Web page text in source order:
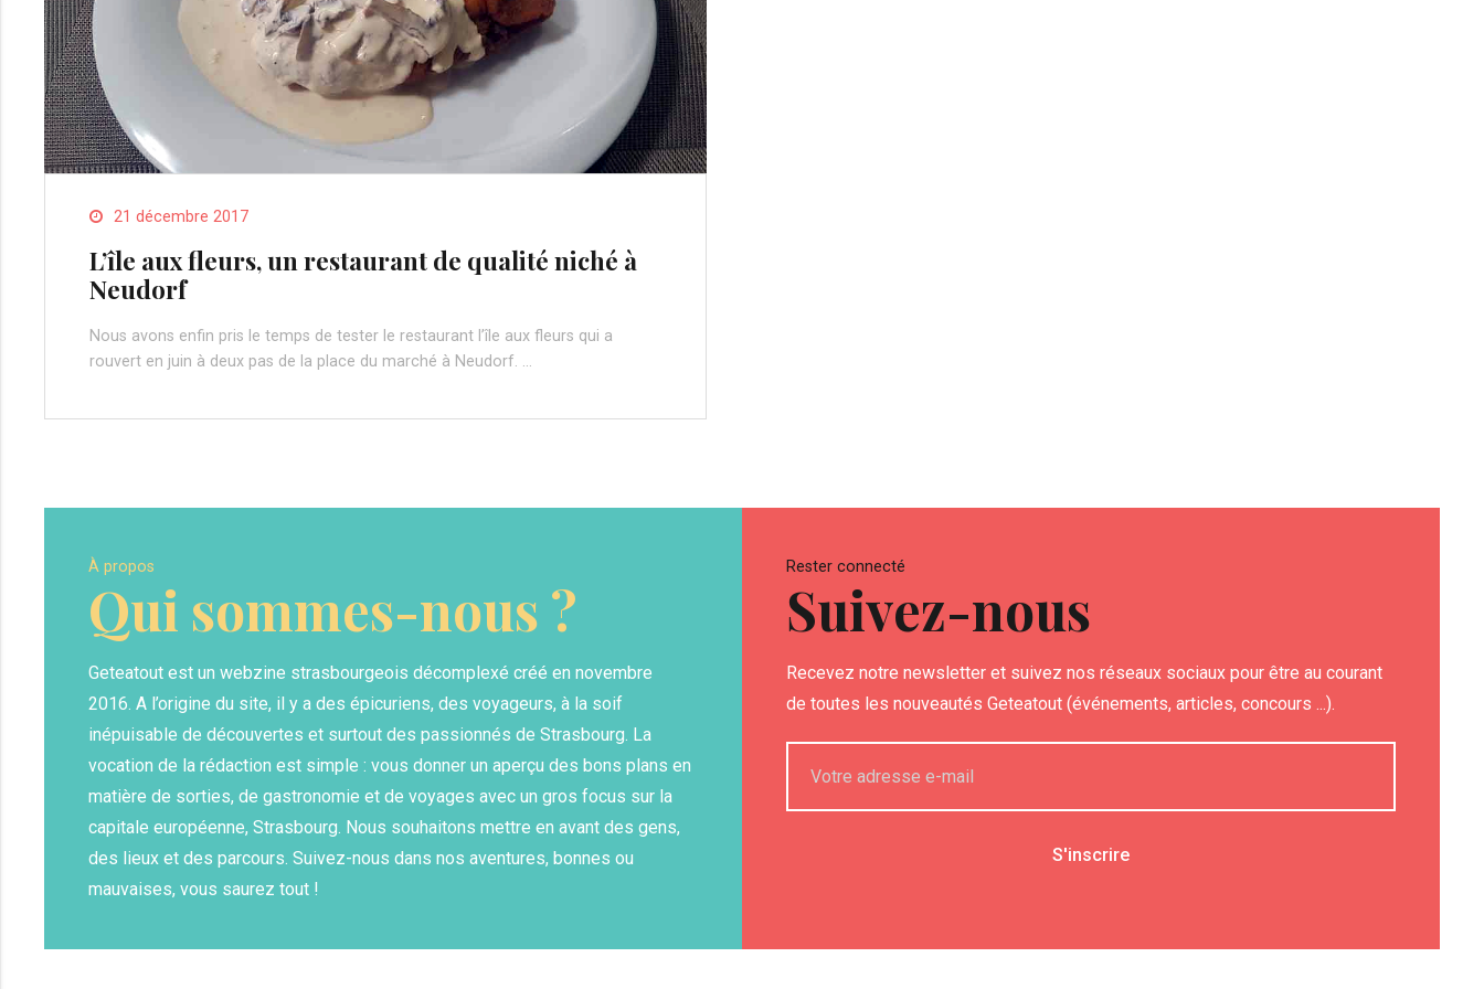
21 décembre 2017
L’île aux fleurs, un restaurant de qualité niché à
Neudorf
Nous avons enfin pris le temps de tester le restaurant l’île aux fleurs qui a
rouvert en juin à deux pas de la place du marché à Neudorf. …
À propos
Qui sommes-nous ?
Geteatout est un webzine strasbourgeois décomplexé créé en novembre
2016. A l’origine du site, il y a des épicuriens, des voyageurs, à la soif
inépuisable de découvertes et surtout des passionnés de Strasbourg. La
vocation de la rédaction est simple : vous donner un aperçu des bons plans en
matière de sorties, de gastronomie et de voyages avec un gros focus sur la
capitale européenne, Strasbourg. Nous souhaitons mettre en avant des gens,
des lieux et des parcours. Suivez-nous dans nos aventures, bonnes ou
mauvaises, vous saurez tout !
Rester connecté
Suivez-nous
Recevez notre newsletter et suivez nos réseaux sociaux pour être au courant
de toutes les nouveautés Geteatout (événements, articles, concours ...).